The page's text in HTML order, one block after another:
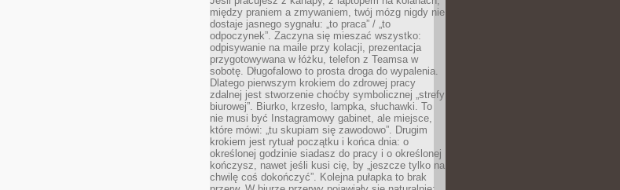
między praniem a zmywaniem, twój mózg nigdy nie
dostaje jasnego sygnału: „to praca” / „to
odpoczynek”. Zaczyna się mieszać wszystko:
odpisywanie na maile przy kolacji, prezentacja
przygotowywana w łóżku, telefon z Teamsa w
sobotę. Długofalowo to prosta droga do wypalenia.
Dlatego pierwszym krokiem do zdrowej pracy
zdalnej jest stworzenie choćby symbolicznej „strefy
biurowej”. Biurko, krzesło, lampka, słuchawki. To
nie musi być Instagramowy gabinet, ale miejsce,
które mówi: „tu skupiam się zawodowo”. Drugim
krokiem jest rytuał początku i końca dnia: o
określonej godzinie siadasz do pracy i o określonej
kończysz, nawet jeśli kusi cię, by „jeszcze tylko na
chwilę coś dokończyć”. Kolejna pułapka to brak